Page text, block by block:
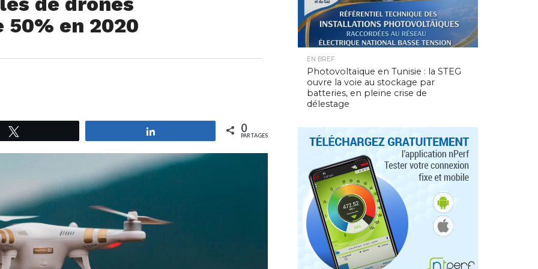
en 2020
0
PARTAGES
EN BREF
Photovoltaïque en Tunisie : la STEG
ouvre la voie au stockage par
batteries, en pleine crise de
délestage